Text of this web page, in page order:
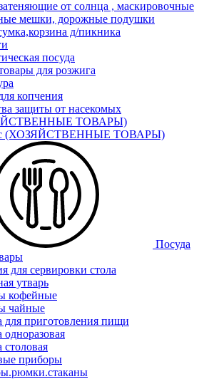
от солнца , маскировочные
мешки, дорожные подушки
д/пикника
посуда
для розжига
копчения
защиты от насекомых
ТОВАРЫ)
(ХОЗЯЙСТВЕННЫЕ ТОВАРЫ)
Посуда
для сервировки стола
утварь
кофейные
чайные
для приготовления пищи
одноразовая
столовая
приборы